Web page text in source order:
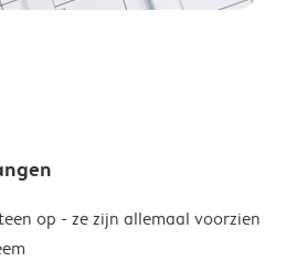
op - ze zijn allemaal voorzien